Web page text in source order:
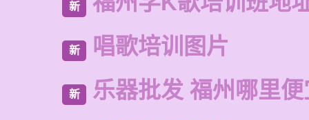
新
新 唱歌培训图片
新 乐器批发 福州哪里